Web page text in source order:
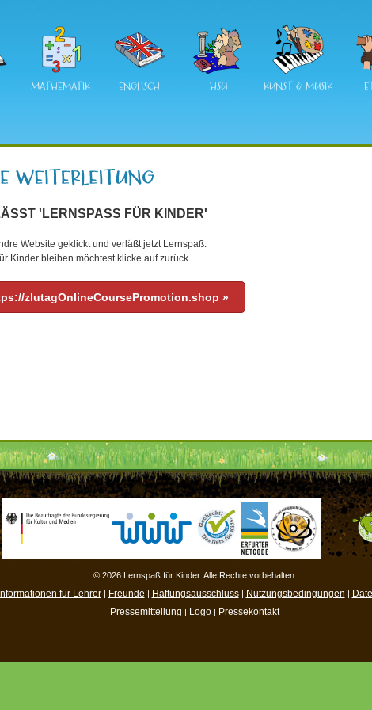
MATHEMATIK ENGLISCH HSU KUNST & MUSIK
'LERNSPASS FÜR KINDER'
Website geklickt und verläßt jetzt Lernspaß.
Kinder bleiben möchtest klicke auf zurück.
zlutagOnlineCoursePromotion.shop »
© 2026 Lernspaß für Kinder. Alle Rechte vorbehalten.
Informationen für Lehrer| Freunde | Haftungsausschluss| Nutzungsbedingungen |
Pressemitteilung | Logo | Pressekontakt